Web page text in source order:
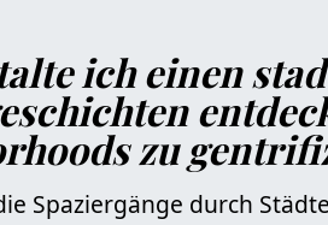
ich einen
zu
Spaziergänge durch